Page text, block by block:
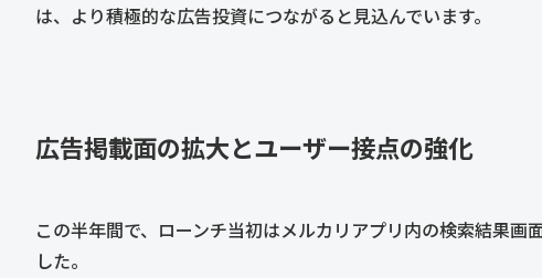
は、より積極的な広告投資につながると見込んでいます。
広告掲載面の拡大とユーザー接点の強化
この半年間で、ローンチ当初はメルカリアプリ内の検索結果
した。